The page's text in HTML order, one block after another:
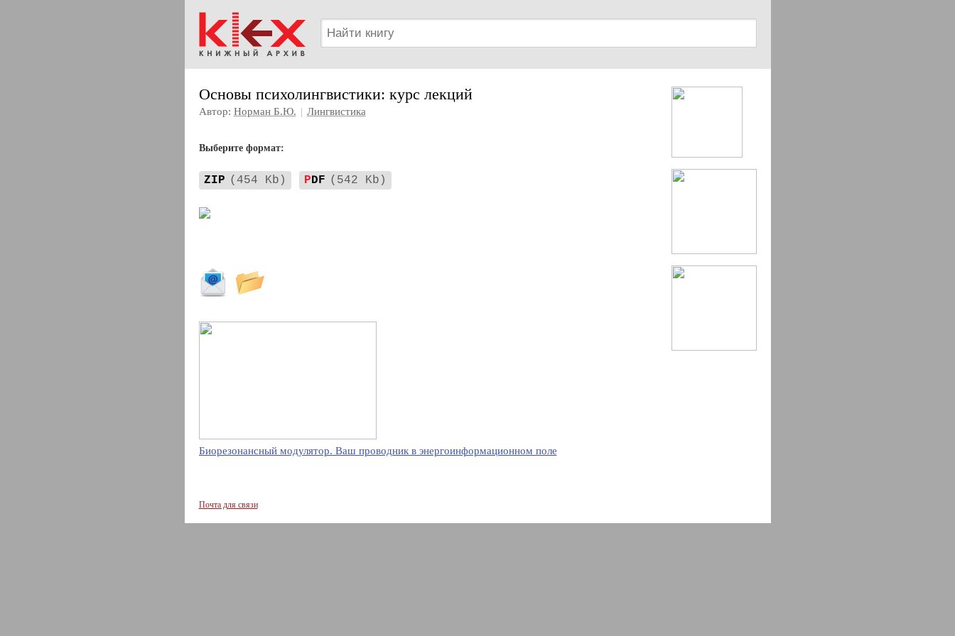
Основы психолингвистики: курс лекций
Автор: Норман Б.Ю. | Лингвистика
Выберите формат:
ZIP (454 Kb) PDF (542 Kb)
Биорезонансный модулятор. Ваш проводник в энергоинформационном поле
Почта для связи